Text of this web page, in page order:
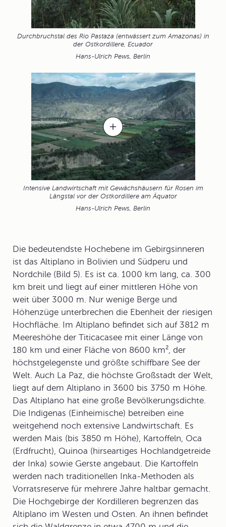
Durchbruchstal des Rio Pastaza (entwässert zum Amazonas) in
der Ostkordillere, Ecuador
Hans-Ulrich Pews, Berlin
Intensive Landwirtschaft mit Gewächshäusern für Rosen im
Längstal vor der Ostkordillere am Äquator
Hans-Ulrich Pews, Berlin
Die bedeutendste Hochebene im Gebirgsinneren
ist das Altiplano in Bolivien und Südperu und
Nordchile (Bild 5). Es ist ca. 1000 km lang, ca. 300
km breit und liegt auf einer mittleren Höhe von
weit über 3000 m. Nur wenige Berge und
Höhenzüge unterbrechen die Ebenheit der riesigen
Hochfläche. Im Altiplano befindet sich auf 3812 m
Meereshöhe der Titicacasee mit einer Länge von
180 km und einer Fläche von 8600 km², der
höchstgelegenste und größte schiffbare See der
Welt. Auch La Paz, die höchste Großstadt der Welt,
liegt auf dem Altiplano in 3600 bis 3750 m Höhe.
Das Altiplano hat eine große Bevölkerungsdichte.
Die Indigenas (Einheimische) betreiben eine
weitgehend noch extensive Landwirtschaft. Es
werden Mais (bis 3850 m Höhe), Kartoffeln, Oca
(Erdfrucht), Quinoa (hirseartiges Hochlandgetreide
der Inka) sowie Gerste angebaut. Die Kartoffeln
werden nach traditionellen Inka-Methoden als
Vorratsreserve für mehrere Jahre haltbar gemacht.
Die Hochgebirge der Kordilleren begrenzen das
Altiplano im Westen und Osten. An ihnen befindet